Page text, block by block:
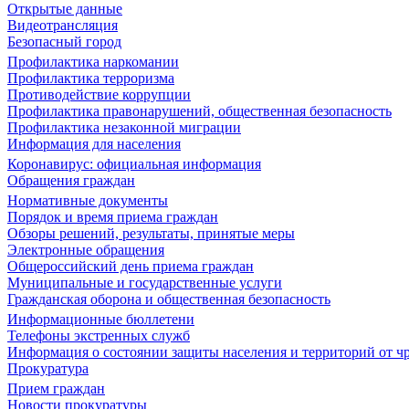
Открытые данные
Видеотрансляция
Безопасный город
Профилактика наркомании
Профилактика терроризма
Противодействие коррупции
Профилактика правонарушений, общественная безопасность
Профилактика незаконной миграции
Информация для населения
Коронавирус: официальная информация
Обращения граждан
Нормативные документы
Порядок и время приема граждан
Обзоры решений, результаты, принятые меры
Электронные обращения
Общероссийский день приема граждан
Муниципальные и государственные услуги
Гражданская оборона и общественная безопасность
Информационные бюллетени
Телефоны экстренных служб
Информация о состоянии защиты населения и территорий от
Прокуратура
Прием граждан
Новости прокуратуры